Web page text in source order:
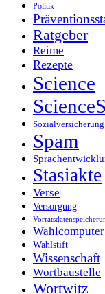
Politik
Ratgeber
Reime
Rezepte
Science
Sozialversicherung
Spam
Stasiakte
Verse
Versorgung
Wahlcomputer
Wahlstift
Wissenschaft
Wortbaustelle
Wortwitz